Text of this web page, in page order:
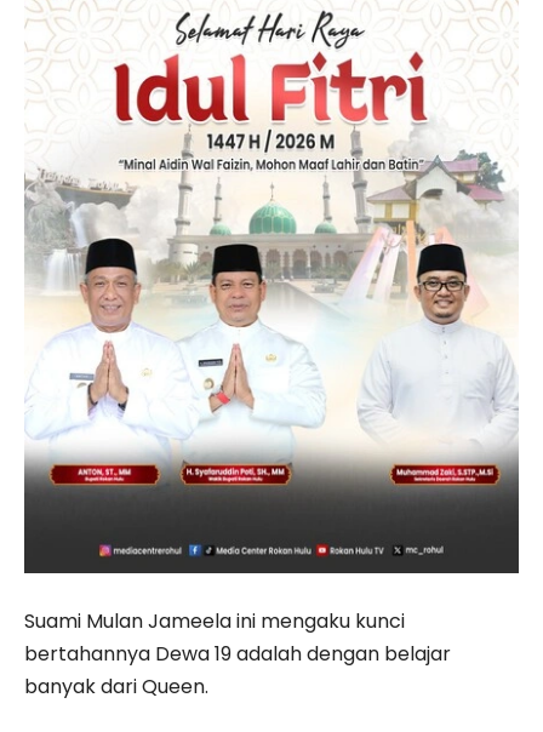
Suami Mulan Jameela ini mengaku kunci
bertahannya Dewa 19 adalah dengan belajar
banyak dari Queen.